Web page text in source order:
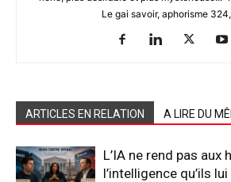
Le gai savoir, aphorisme
ARTICLES EN RELATION A LIRE DU
L’IA ne rend pas aux
l’intelligence qu’ils